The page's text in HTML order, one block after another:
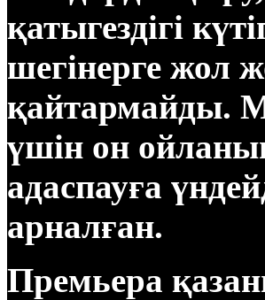
қатыгездігі
шегінерге жол
қайтармайды.
үшін он
адаспауға
арналған.
Премьера